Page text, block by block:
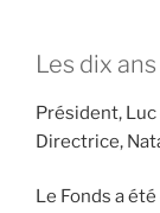
Les dix
Président, Luc
Directrice,
Le Fonds a